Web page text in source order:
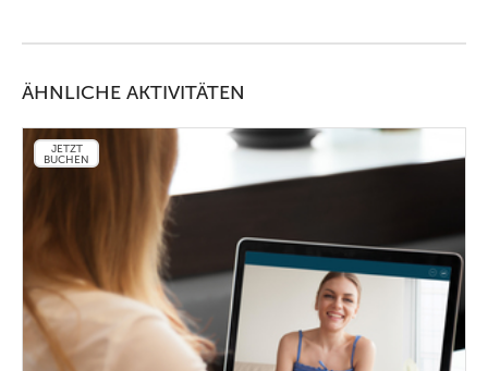
ÄHNLICHE AKTIVITÄTEN
JETZT
BUCHEN